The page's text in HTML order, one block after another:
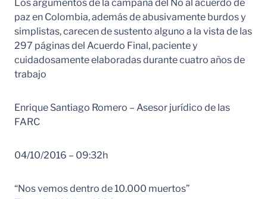
Los argumentos de la campaña del No al acuerdo de
paz en Colombia, además de abusivamente burdos y
simplistas, carecen de sustento alguno a la vista de las
297 páginas del Acuerdo Final, paciente y
cuidadosamente elaboradas durante cuatro años de
trabajo
Enrique Santiago Romero – Asesor jurídico de las
FARC
04/10/2016 – 09:32h
“Nos vemos dentro de 10.000 muertos”